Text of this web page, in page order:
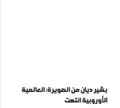
بشير ديان من الصويرة: العالمية
الأوروبية انتهت